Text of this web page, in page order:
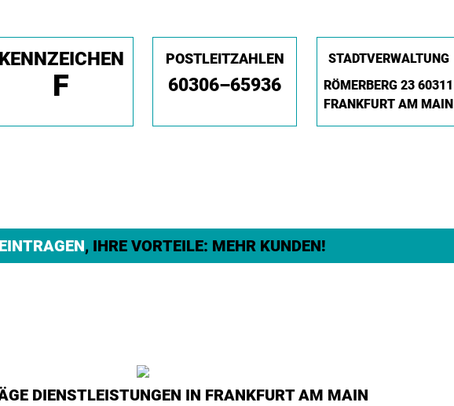
KENNZEICHEN
F
POSTLEITZAHLEN
60306–65936
STADTVERWALTUNG
RÖMERBERG 23 60311
FRANKFURT AM MAIN
, IHRE VORTEILE: MEHR KUNDEN!
DIENSTLEISTUNGEN IN FRANKFURT AM MAIN